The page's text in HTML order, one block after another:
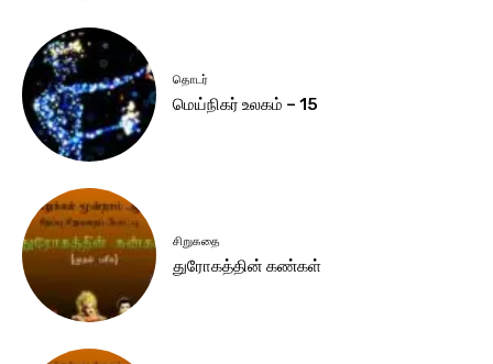
தொடர்
மெய்நிகர் உலகம் – 15
சிறுகதை
துரோகத்தின் கண்கள்